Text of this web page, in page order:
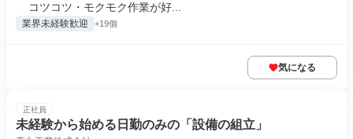
コツコツ・モクモク作業が好...
業界未経験歓迎 +19個
気になる
正社員
未経験から始める日勤のみの「設備の組立」